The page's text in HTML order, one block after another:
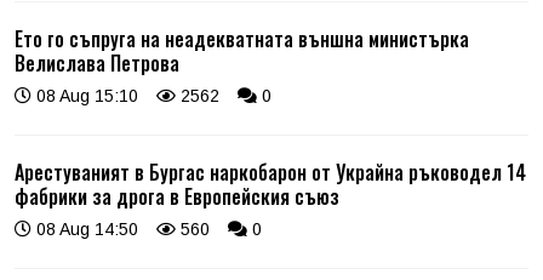
Ето го съпруга на неадекватната външна министърка
Велислава Петрова
08 Aug 15:10 2562 0
Арестуваният в Бургас наркобарон от Украйна ръководел 14
фабрики за дрога в Европейския съюз
08 Aug 14:50 560 0